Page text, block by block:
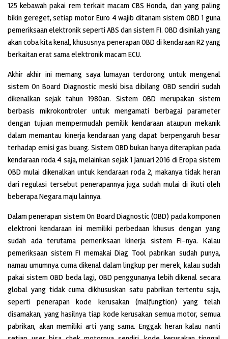
125 kebawah pakai rem terkait macam CBS Honda, dan yang paling
bikin gereget, setiap motor Euro 4 wajib ditanam sistem OBD 1 guna
pemeriksaan elektronik seperti ABS dan sistem FI. OBD disinilah yang
akan coba kita kenal, khususnya penerapan OBD di kendaraan R2 yang
berkaitan erat sama elektronik macam ECU.
Akhir akhir ini memang saya lumayan terdorong untuk mengenal
sistem On Board Diagnostic meski bisa dibilang OBD sendiri sudah
dikenalkan sejak tahun 1980an. Sistem OBD merupakan sistem
berbasis mikrokontroler untuk mengamati berbagai parameter
dengan tujuan mempermudah pemilik kendaraan ataupun mekanik
dalam memantau kinerja kendaraan yang dapat berpengaruh besar
terhadap emisi gas buang. Sistem OBD bukan hanya diterapkan pada
kendaraan roda 4 saja, melainkan sejak 1 Januari 2016 di Eropa sistem
OBD mulai dikenalkan untuk kendaraan roda 2, makanya tidak heran
dari regulasi tersebut penerapannya juga sudah mulai di ikuti oleh
beberapa Negara maju lainnya.
Dalam penerapan sistem On Board Diagnostic (OBD) pada komponen
elektroni kendaraan ini memiliki perbedaan khusus dengan yang
sudah ada terutama pemeriksaan kinerja sistem FI-nya. Kalau
pemeriksaan sistem FI memakai Diag Tool pabrikan sudah punya,
namau umumnya cuma dikenal dalam lingkup per merek, kalau sudah
pakai sistem OBD beda lagi, OBD penggunanya lebih dikenal secara
global yang tidak cuma dikhususkan satu pabrikan tertentu saja,
seperti penerapan kode kerusakan (malfungtion) yang telah
disamakan, yang hasilnya tiap kode kerusakan semua motor, semua
pabrikan, akan memiliki arti yang sama. Enggak heran kalau nanti